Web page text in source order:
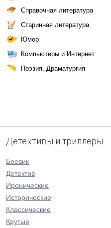
Справочная литература
Старинная литература
Юмор
Компьютеры и Интернет
Поэзия, Драматургия
Детективы и триллеры
Боевик
Детектив
Иронические
Исторические
Классические
Крутые